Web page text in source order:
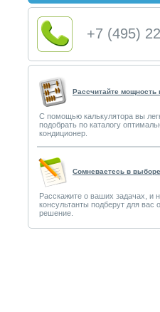
+7 (495)
Рассчитайте мощность
С помощью калькулятора вы
подобрать по каталогу
кондиционер.
Сомневаетесь в
Расскажите о ваших задачах, и
консультанты подберут для вас
решение.